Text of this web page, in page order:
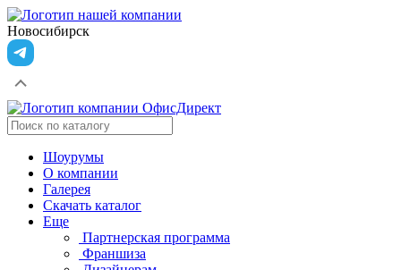
Новосибирск
Шоурумы
О компании
Галерея
Скачать каталог
Еще
Партнерская программа
Франшиза